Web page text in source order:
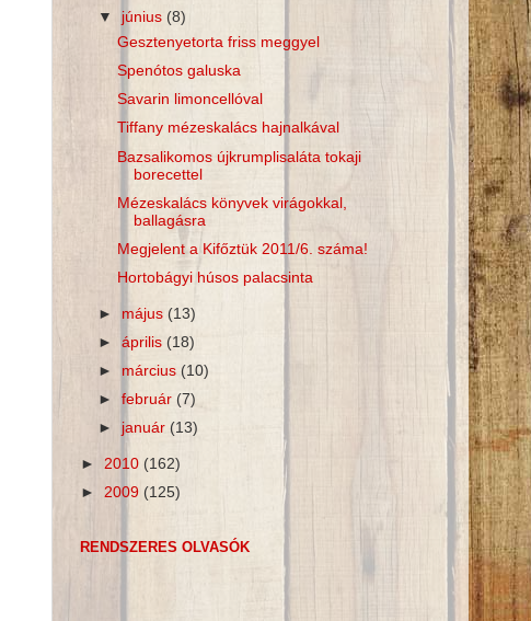
▼ június (8)
Gesztenyetorta friss meggyel
Spenótos galuska
Savarin limoncellóval
Tiffany mézeskalács hajnalkával
Bazsalikomos újkrumplisaláta tokaji
borecettel
Mézeskalács könyvek virágokkal,
ballagásra
Megjelent a Kifőztük 2011/6. száma!
Hortobágyi húsos palacsinta
► május (13)
►április(18)
► március (10)
►február(7)
► január(13)
► 2010 (162)
► 2009 (125)
RENDSZERES OLVASÓK